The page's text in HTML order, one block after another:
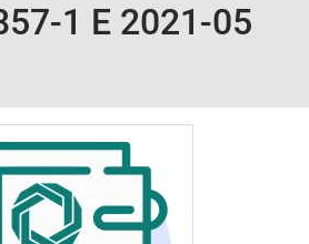
1 E 2021-05